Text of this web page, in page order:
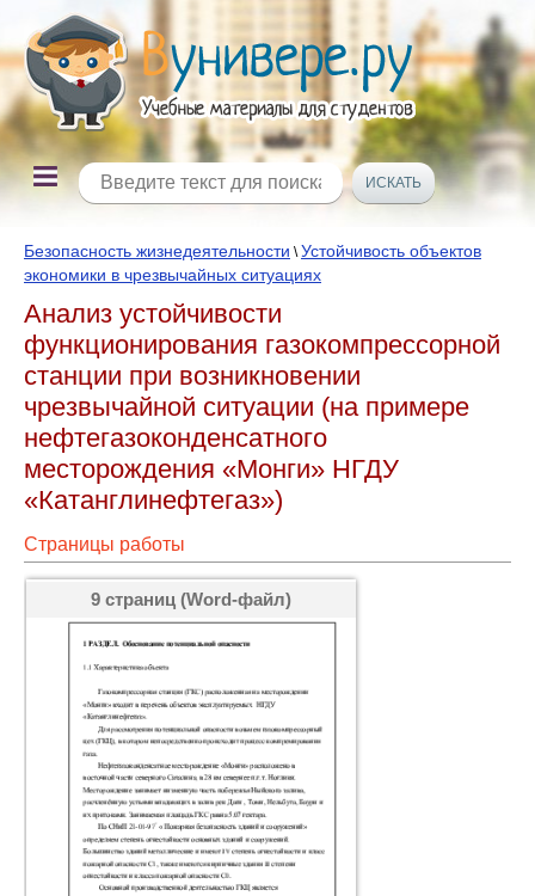
Безопасность жизнедеятельности \Устойчивость объектов
экономики в чрезвычайных ситуациях
Анализ устойчивости
функционирования газокомпрессорной
станции при возникновении
чрезвычайной ситуации (на примере
нефтегазоконденсатного
месторождения «Монги» НГДУ
«Катанглинефтегаз»)
Страницы работы
9 страниц (Word-файл)